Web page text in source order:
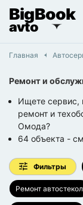
BigBook
avto
Главная
Ремонт и
Ищете сервис,
ремонт и
Омода?
64 объекта -
Фильтры
Ремонт автостекол